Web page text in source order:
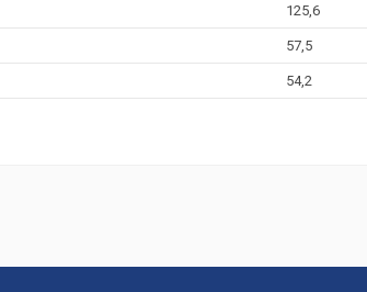
125,6
57,5
54,2